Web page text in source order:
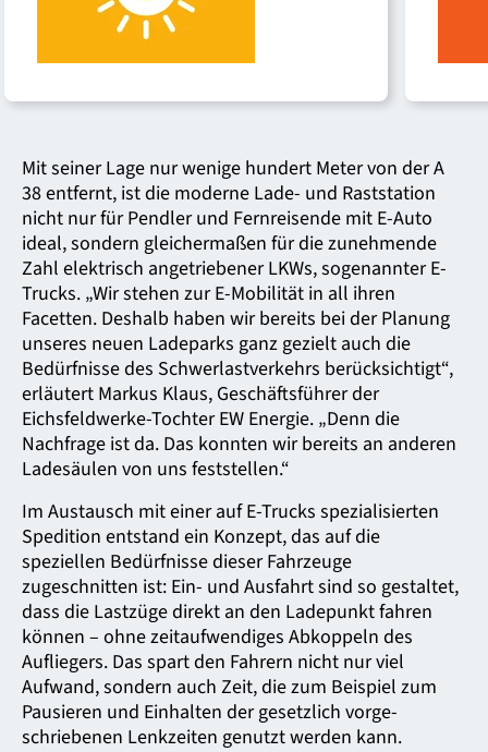
Mit seiner Lage nur wenige hundert Meter von der A
38 entfernt, ist die moderne Lade- und Raststation
nicht nur für Pendler und Fernreisende mit E-Auto
ideal, sondern gleicher­maßen für die zunehmende
Zahl elektrisch angetriebener LKWs, sogenannter E-
Trucks. „Wir stehen zur E-Mobilität in all ihren
Facetten. Deshalb haben wir bereits bei der Planung
unseres neuen Ladeparks ganz gezielt auch die
Bedürfnisse des Schwerlast­verkehrs berücksichtigt“,
erläutert Markus Klaus, Geschäftsführer der
Eichsfeldwerke-Tochter EW Energie. „Denn die
Nachfrage ist da. Das konnten wir bereits an anderen
Ladesäulen von uns feststellen.“
Im Austausch mit einer auf E-Trucks speziali­sierten
Spedition entstand ein Konzept, das auf die
speziellen Bedürfnisse dieser Fahrzeuge
zugeschnitten ist: Ein- und Ausfahrt sind so gestaltet,
dass die Lastzüge direkt an den Ladepunkt fahren
können – ohne zeitaufwendiges Abkoppeln des
Aufliegers. Das spart den Fahrern nicht nur viel
Aufwand, sondern auch Zeit, die zum Beispiel zum
Pausieren und Einhalten der gesetzlich vorge­
schriebenen Lenk­zeiten genutzt werden kann.